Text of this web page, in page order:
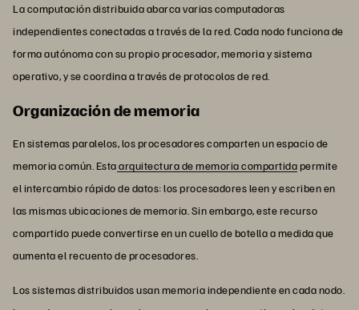
La computación distribuida abarca varias computadoras
independientes conectadas a través de la red. Cada nodo funciona de
forma autónoma con su propio procesador, memoria y sistema
operativo, y se coordina a través de protocolos de red.
Organización de memoria
En sistemas paralelos, los procesadores comparten un espacio de
memoria común. Estaarquitectura de memoria compartidapermite
el intercambio rápido de datos: los procesadores leen y escriben en
las mismas ubicaciones de memoria. Sin embargo, este recurso
compartido puede convertirse en un cuello de botella a medida que
aumenta el recuento de procesadores.
Los sistemas distribuidos usan memoria independiente en cada nodo.